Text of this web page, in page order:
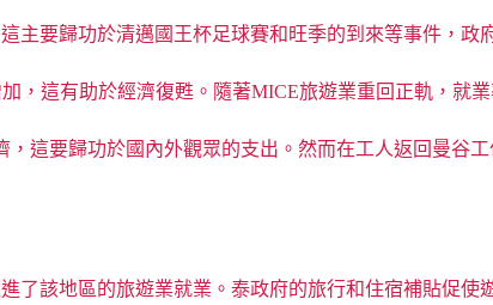
主要歸功於清邁國王杯足球賽和旺季的到來等事件，政
，這有助於經濟復甦。隨著MICE旅遊業重回正軌，就業
這要歸功於國內外觀眾的支出。然而在工人返回曼谷
了該地區的旅遊業就業。泰政府的旅行和住宿補貼促使